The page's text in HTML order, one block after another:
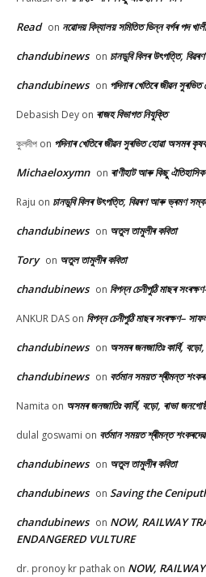
Read on নৱোদয় বিদ্যালয় সমিতিত ভিন্ন বৰ্গৰ পদ খালী
chandubinews on চানডুবি বিলৰ উৎপত্তি,
chandubinews on পদিনাৰ খেতিৰে জীৱন
Debasish Dey on ৰাজহ বিভাগত নিযুক্তি
কুলদীপ on পদিনাৰ খেতিৰে জীৱন সুৰভিত হোৱা অসমৰ
Michaeloxymn on ৰাণীহাট আৰু কিছু
Raju on চানডুবি বিলৰ উৎপত্তি, বিৱৰণ আৰু ভ্ৰমণ
chandubinews on অতুল তামুলীৰ কবিতা
Tory on অতুল তামুলীৰ কবিতা
chandubinews on বিপন্ন চেনীপুঠি মাছৰ
ANKUR DAS on বিপন্ন চেনীপুঠি মাছৰ সংৰক্ষণ–
chandubinews on অসমৰ জনজাতিঃ কাৰ্বি,
chandubinews on বৰ্তমান সময়ত শ্ৰীমন্ত
Namita on অসমৰ জনজাতিঃ কাৰ্বি, বড়ো, ৰাভা
dulal goswami on বৰ্তমান সময়ত শ্ৰীমন্ত
chandubinews on অতুল তামুলীৰ কবিতা
chandubinews on Saving the
chandubinews on NOW, RAILWAY
ENDANGERED VULTURE
dr. pronoy kr pathak on NOW,